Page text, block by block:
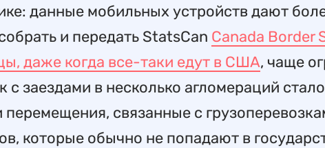
данные мобильных устройств дают
и передать StatsCan Canada Border
даже когда все-таки едут в США, чаще
с заездами в несколько агломераций
связанные с
которые обычно не попадают в